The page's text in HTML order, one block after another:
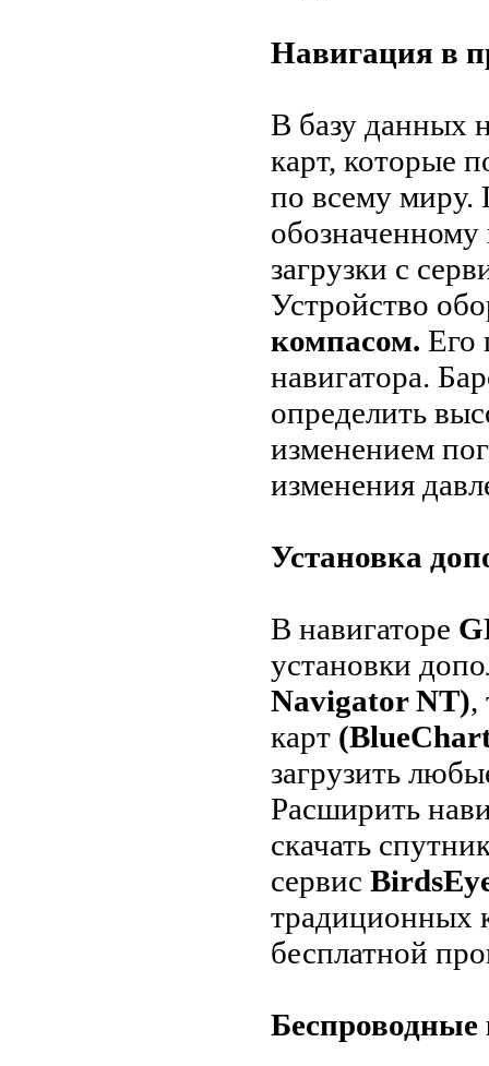
Навигация в
В базу данных
карт, которые
по всему миру.
загрузки с
Устройство
компасом. Его
навигатора.
определить
изменением
изменения
Установка
В навигаторе
установки
Navigator NT),
карт
загрузить
Расширить
скачать
сервис
традиционных
бесплатной